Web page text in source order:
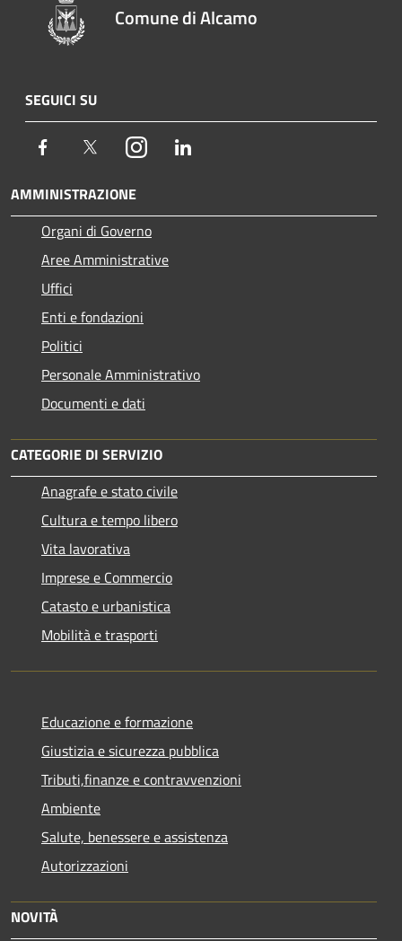
Comune di Alcamo
SEGUICI SU
Facebook TwitterInstagram
AMMINISTRAZIONE
Organi di Governo
Aree Amministrative
Uffici
Enti e fondazioni
Politici
Personale Amministrativo
Documenti e dati
CATEGORIE DI SERVIZIO
Anagrafe e stato civile
Cultura e tempo libero
Vita lavorativa
Imprese e Commercio
Catasto e urbanistica
Mobilità e trasporti
Educazione e formazione
Giustizia e sicurezza pubblica
Tributi,finanze e contravvenzioni
Ambiente
Salute, benessere e assistenza
Autorizzazioni
NOVITÀ